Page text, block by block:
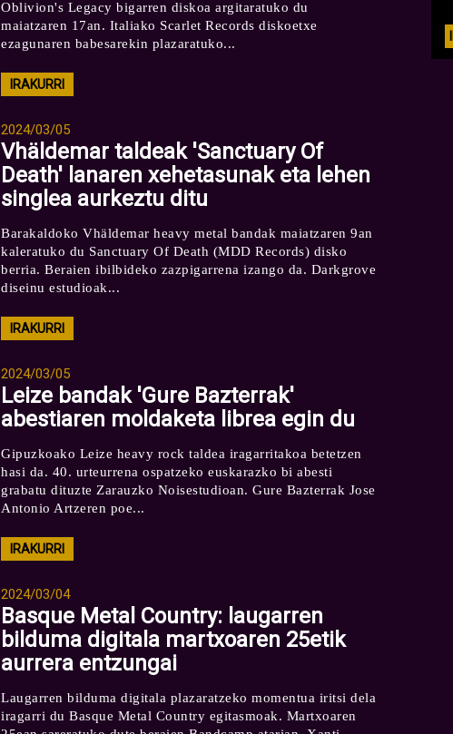
Oblivion's Legacy bigarren diskoa argitaratuko du
maiatzaren 17an. Italiako Scarlet Records diskoetxe
ezagunaren babesarekin plazaratuko...
IRAKURRI
2024/03/05
Vhäldemar taldeak 'Sanctuary Of
Death' lanaren xehetasunak eta lehen
singlea aurkeztu ditu
Barakaldoko Vhäldemar heavy metal bandak maiatzaren 9an
kaleratuko du Sanctuary Of Death (MDD Records) disko
berria. Beraien ibilbideko zazpigarrena izango da. Darkgrove
diseinu estudioak...
IRAKURRI
2024/03/05
Leize bandak 'Gure Bazterrak'
abestiaren moldaketa librea egin du
Gipuzkoako Leize heavy rock taldea iragarritakoa betetzen
hasi da. 40. urteurrena ospatzeko euskarazko bi abesti
grabatu dituzte Zarauzko Noisestudioan. Gure Bazterrak Jose
Antonio Artzeren poe...
IRAKURRI
2024/03/04
Basque Metal Country: laugarren
bilduma digitala martxoaren 25etik
aurrera entzungai
Laugarren bilduma digitala plazaratzeko momentua iritsi dela
iragarri du Basque Metal Country egitasmoak. Martxoaren